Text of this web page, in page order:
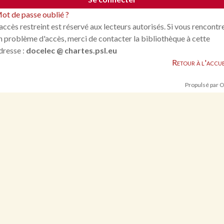
de passe oublié ?
restreint est réservé aux lecteurs autorisés. Si vous
problème d'accès, merci de contacter la bibliothèque à cette
: docelec @ chartes.psl.eu
Retour à
Propulsé par